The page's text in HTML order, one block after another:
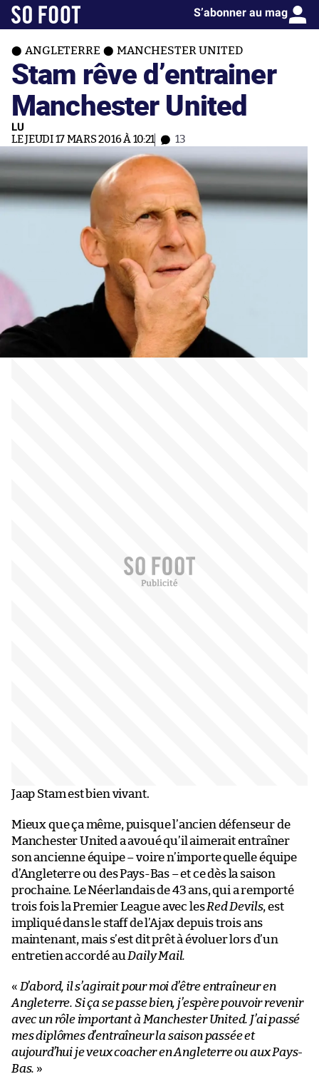
S’abonner au mag
ANGLETERRE MANCHESTER UNITED
Stam rêve d’entrainer
Manchester United
LU
LE JEUDI 17 MARS 2016 À 10:21 13
Jaap Stam est bien vivant.
Mieux que ça même, puisque l’ancien défenseur de
Manchester United a avoué qu’il aimerait entraîner
son ancienne équipe – voire n’importe quelle équipe
d’Angleterre ou des Pays-Bas – et ce dès la saison
prochaine. Le Néerlandais de 43 ans, qui a remporté
trois fois la Premier League avec lesRed Devils, est
impliqué dans le staff de l’Ajax depuis trois ans
maintenant, mais s’est dit prêt à évoluer lors d’un
entretien accordé au Daily Mail.
« D’abord, il s’agirait pour moi d’être entraîneur en
Angleterre. Si ça se passe bien, j’espère pouvoir revenir
avec un rôle important à Manchester United. J’ai passé
mes diplômes d’entraîneur la saison passée et
aujourd’hui je veux coacher en Angleterre ou aux Pays-
Bas. »